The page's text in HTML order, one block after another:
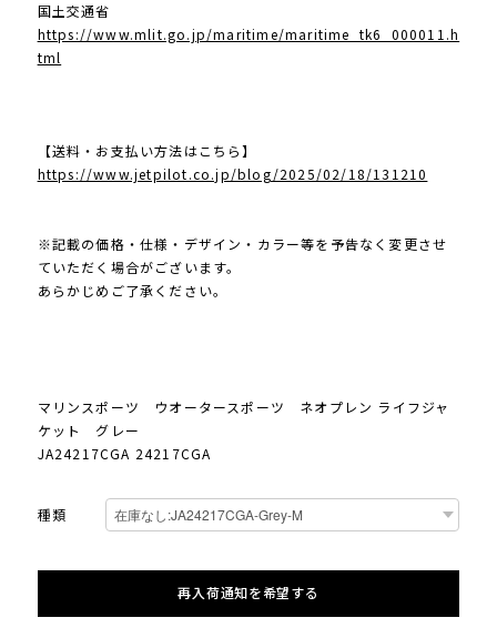
国土交通省
https://www.mlit.go.jp/maritime/maritime_tk6_000011.h
tml
【送料・お支払い方法はこちら】
https://www.jetpilot.co.jp/blog/2025/02/18/131210
※記載の価格・仕様・デザイン・カラー等を予告なく変更させ
ていただく場合がございます。
あらかじめご了承ください。
マリンスポーツ ウオータースポーツ ネオプレン ライフジャ
ケット グレー
JA24217CGA 24217CGA
種類
再入荷通知を希望する